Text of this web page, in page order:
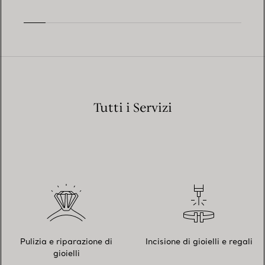
Tutti i Servizi
Pulizia e riparazione di
gioielli
Incisione di gioielli e regali